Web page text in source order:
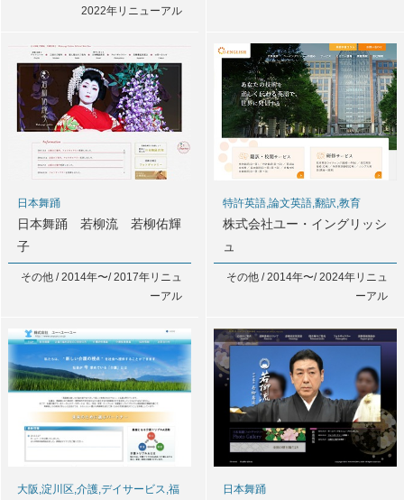
2022年リニューアル
日本舞踊
日本舞踊 若柳流 若柳佑輝
子
その他 / 2014年〜/ 2017年リニュ
ーアル
特許英語,論文英語,翻訳,教育
株式会社ユー・イングリッシ
ュ
その他 / 2014年〜/ 2024年リニュ
ーアル
大阪,淀川区,介護,デイサービス,福
日本舞踊